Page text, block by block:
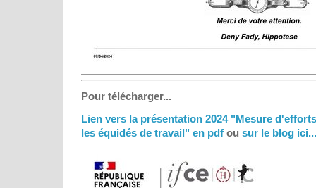
Pour télécharger...
Lien vers la présentation 2024 "Mesure
les équidés de travail" en pdf ou sur le blog ici...